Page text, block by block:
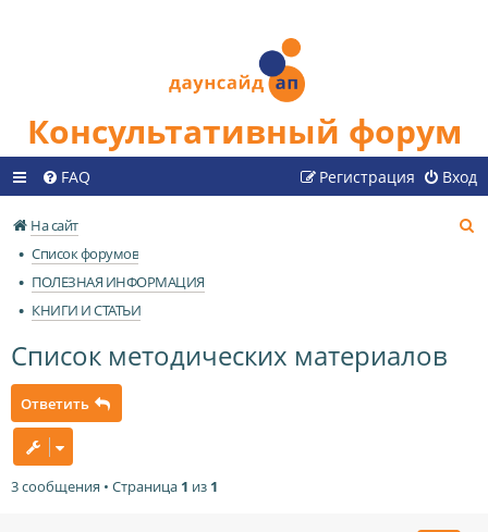
Консультативный форум
FAQ Вход
Регистрация
На сайт
Список форумов
ПОЛЕЗНАЯ ИНФОРМАЦИЯ
КНИГИ И СТАТЬИ
Список методических материалов
Ответить
3 сообщения • Страница 1 из 1